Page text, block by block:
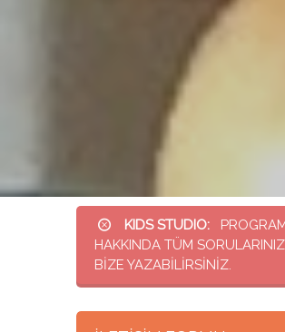
KIDS STUDIO:
HAKKINDA TÜM
BİZE YAZABİLİRSİNİZ.